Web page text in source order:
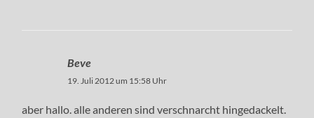
Beve
19. Juli 2012 um 15:58 Uhr
aber hallo. alle anderen sind verschnarcht hingedackelt.